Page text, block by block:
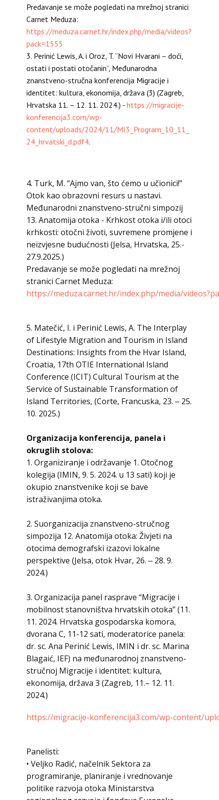
Predavanje se može pogledati na mrežnoj stranici
Carnet Meduza:
https://meduza.carnet.hr/index.php/media/videos?
pack=1555
3. Perinić Lewis, A. i Oroz, T. “Novi Hvarani – doći,
ostati i postati otočanin”, Međunarodna
znanstveno-stručna konferencija Migracije i
identitet: kultura, ekonomija, država (3) (Zagreb,
Hrvatska 11. – 12. 11. 2024.) - https://migracije-
konferencija3.com/wp-
content/uploads/2024/11/MI3_Program_10_11_
24_hrvatski_d.pdf4.
4. Turk, M. “Ajmo van, što ćemo u učionici!”
Otok kao obrazovni resurs u nastavi.
Međunarodni znanstveno-stručni simpozij
13. Anatomija otoka - Krhkost otoka i/ili otoci
krhkosti: otočni životi, suvremene promjene i
neizvjesne budućnosti (Jelsa, Hrvatska, 25.-
27.9.2025.)
Predavanje se može pogledati na mrežnoj
stranici Carnet Meduza:
https://meduza.carnet.hr/index.php/media/
5. Matečić, I. i Perinić Lewis, A. The Interplay
of Lifestyle Migration and Tourism in Island
Destinations: Insights from the Hvar Island,
Croatia, 17th OTIE International Island
Conference (ICIT) Cultural Tourism at the
Service of Sustainable Transformation of
Island Territories, (Corte, Francuska, 23. ‒ 25.
10. 2025.)
Organizacija konferencija, panela i
okruglih stolova:
1. Organiziranje i održavanje 1. Otočnog
kolegija (IMIN, 9. 5. 2024. u 13 sati) koji je
okupio znanstvenike koji se bave
istraživanjima otoka.
2. Suorganizacija znanstveno-stručnog
simpozija 12. Anatomija otoka: Živjeti na
otocima demografski izazovi lokalne
perspektive (Jelsa, otok Hvar, 26. ‒ 28. 9.
2024.)
3. Organizacija panel rasprave “Migracije i
mobilnost stanovništva hrvatskih otoka” (11.
11. 2024. Hrvatska gospodarska komora,
dvorana C, 11-12 sati, moderatorice panela:
dr. sc. Ana Perinić Lewis, IMIN i dr. sc. Marina
Blagaić, IEF) na međunarodnoj znanstveno-
stručnoj Migracije i identitet: kultura,
ekonomija, država 3 (Zagreb, 11.– 12. 11.
2024.)
https://migracije-konferencija3.com/wp-content/
Panelisti:
• Veljko Radić, načelnik Sektora za
programiranje, planiranje i vrednovanje
politike razvoja otoka Ministarstva